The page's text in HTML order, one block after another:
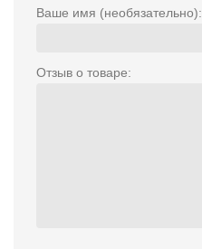
Ваше имя (необязательно):
Отзыв о товаре: